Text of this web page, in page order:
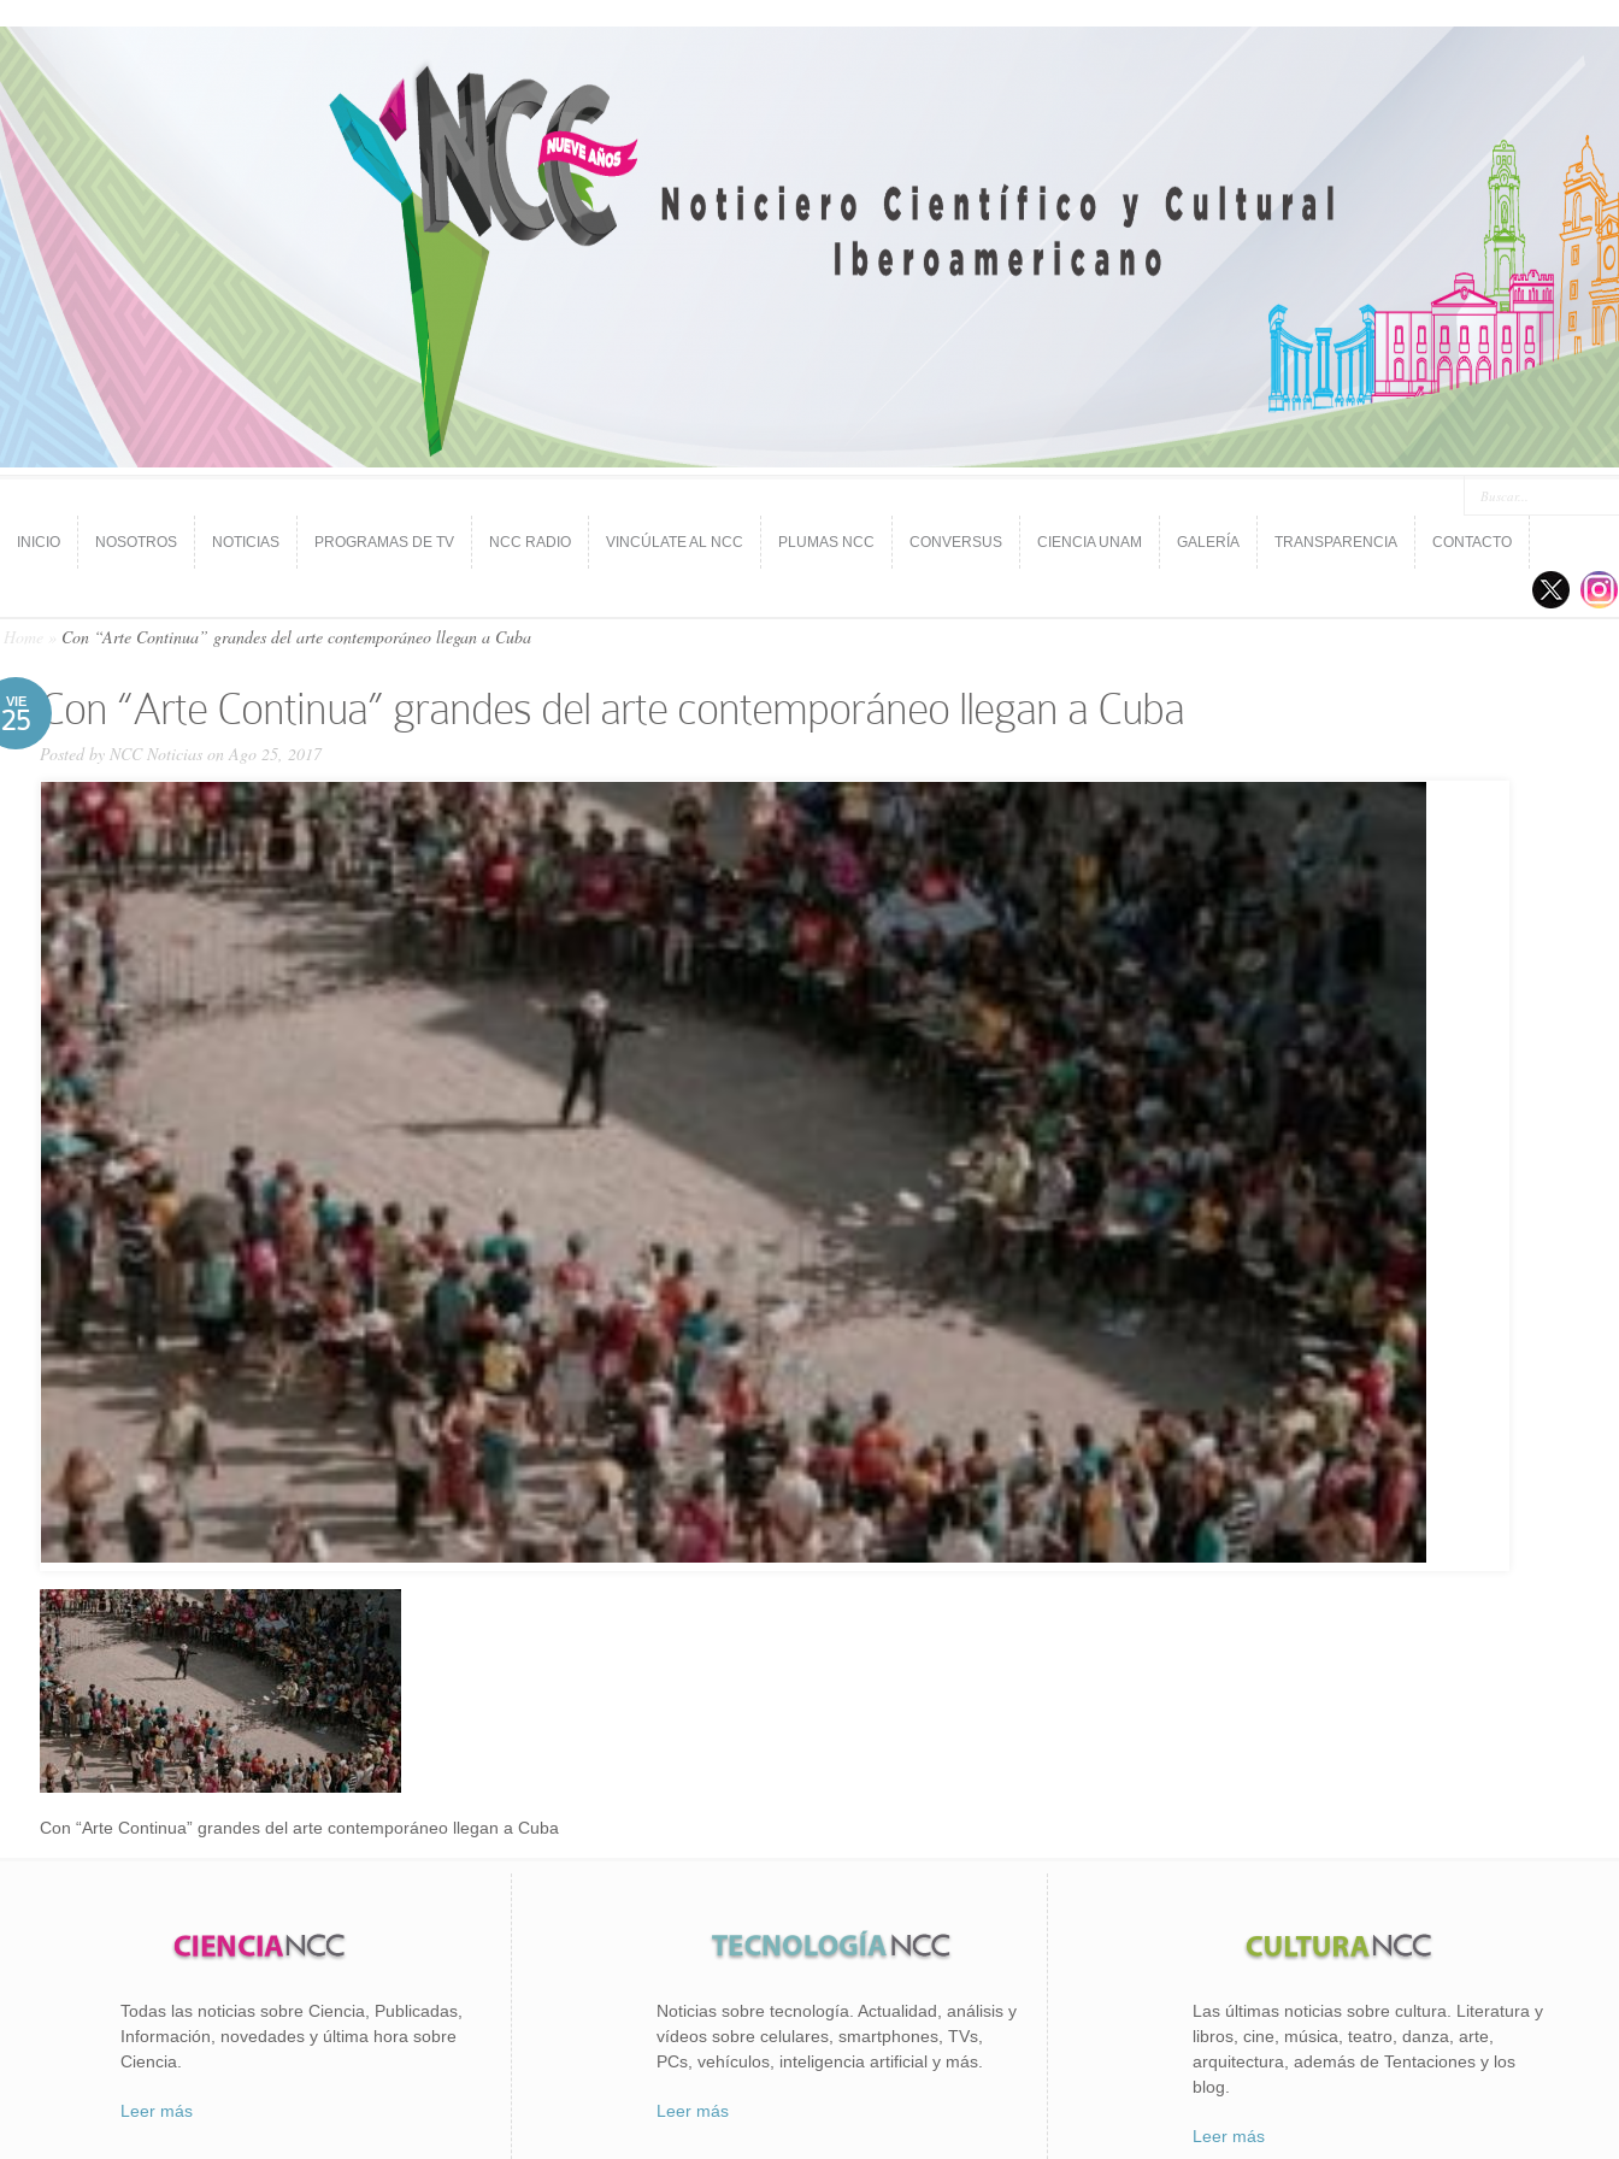
INICIO NOSOTROS NOTICIAS PROGRAMAS DE TV NCC RADIO VINCÚLATE AL NCC PLUMAS NCC CONVERSUS CIENCIA UNAM GALERÍA TRANSPARENCIA CONTACTO
Home Con “Arte Continua” grandes del arte contemporáneo llegan a Cuba
VIE
25 Con “Arte Continua” grandes del arte contemporáneo llegan a Cuba
Posted by NCC Noticias on Ago 25, 2017
Con “Arte Continua” grandes del arte contemporáneo llegan a Cuba
Todas las noticias sobre Ciencia, Publicadas,
Información, novedades y última hora sobre
Ciencia.
Leer más
Noticias sobre tecnología. Actualidad, análisis y
vídeos sobre celulares, smartphones, TVs,
PCs, vehículos, inteligencia artificial y más.
Leer más
Las últimas noticias sobre cultura. Literatura y
libros, cine, música, teatro, danza, arte,
arquitectura, además de Tentaciones y los
blog.
Leer más